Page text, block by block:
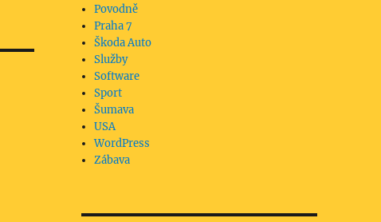
Povodně
Praha 7
Škoda Auto
Služby
Software
Sport
Šumava
USA
WordPress
Zábava